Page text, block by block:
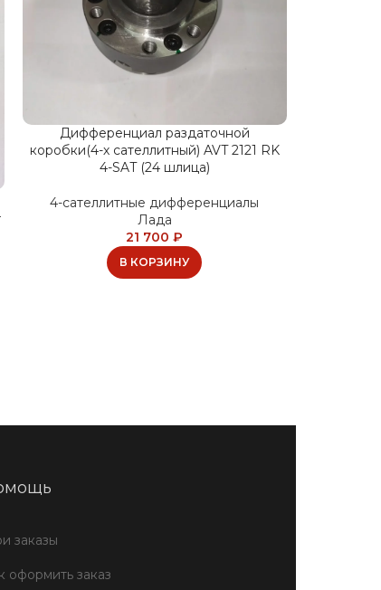
Дифференциал раздаточной
коробки(4-х сателлитный) AVT 2121 RK
4-SAT (24 шлица)
4-сателлитные дифференциалы
Лада
21 700₽
В КОРЗИНУ
заказы
оформить заказ